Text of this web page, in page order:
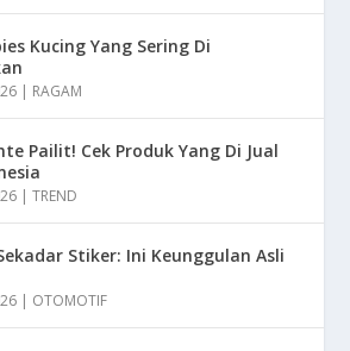
Kucing Yang Sering Di
| RAGAM
Pailit! Cek Produk Yang Di Jual
|TREND
Stiker: Ini Keunggulan Asli
| OTOMOTIF